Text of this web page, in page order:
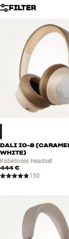
Zubehör
MARKEN
ANGEBOTE
Kundendienst
Anmelden
Kundendienst
Bauen mit Klang
FILTER
DALI IO-8
WHITE)
Kabelloses Headset
444 €
150